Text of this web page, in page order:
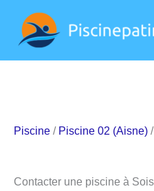
contenu
Piscine / Piscine 02 (Aisne)
Contacter une piscine à